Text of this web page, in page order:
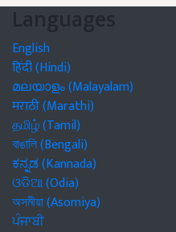
Languages
English
हिंदी (Hindi)
മലയാളം (Malayalam)
मराठी (Marathi)
தமிழ் (Tamil)
বাঙালি (Bengali)
ಕನ್ನಡ (Kannada)
ଓଡିଆ (Odia)
অসমীয়া (Asomiya)
ਪੰਜਾਬੀ